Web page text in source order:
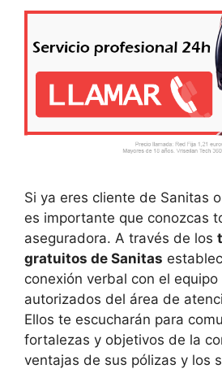
Si ya eres cliente de Sanitas
es importante que conozcas
aseguradora. A través de los
gratuitos de Sanitas
conexión verbal con el
autorizados del área de
Ellos te escucharán para
fortalezas y objetivos de la
ventajas de sus pólizas y los